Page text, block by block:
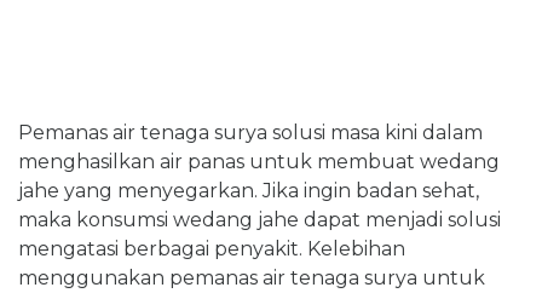
Pemanas air tenaga surya solusi masa kini dalam
menghasilkan air panas untuk membuat wedang
jahe yang menyegarkan. Jika ingin badan sehat,
maka konsumsi wedang jahe dapat menjadi solusi
mengatasi berbagai penyakit. Kelebihan
menggunakan pemanas air tenaga surya untuk